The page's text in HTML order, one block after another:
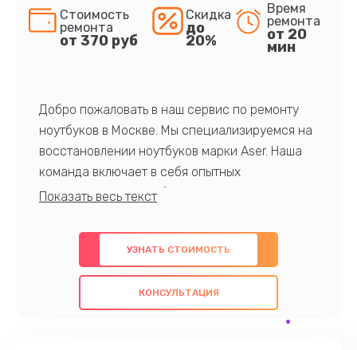
Стоимость
ремонта
от 370 руб
Скидка
до
20%
Время
ремонта
от 20
мин
Добро пожаловать в наш сервис по ремонту
ноутбуков в Москве. Мы специализируемся на
восстановлении ноутбуков марки Aser. Наша
команда включает в себя опытных
профессионалов с обширными знаниями и
предлагаем быстрый и качественный ремонт с
использованием оригинальных компонентов, а
также гарантируем качество всех
проведенных работ. Наша цель - предоставить
УЗНАТЬ СТОИМОСТЬ
КОНСУЛЬТАЦИЯ